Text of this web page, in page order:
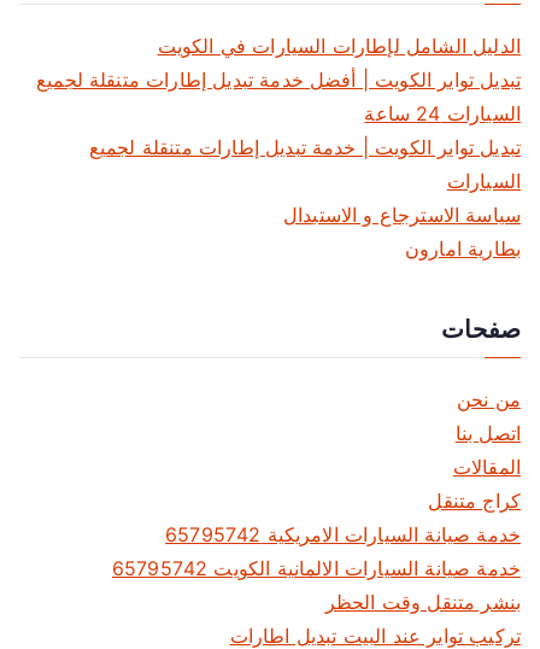
الدليل الشامل لإطارات السيارات في الكويت
تبديل تواير الكويت | أفضل خدمة تبديل إطارات متنقلة لجميع
السيارات 24 ساعة
تبديل تواير الكويت | خدمة تبديل إطارات متنقلة لجميع
السيارات
سياسة الاسترجاع و الاستبدال
بطارية امارون
صفحات
من نحن
اتصل بنا
المقالات
كراج متنقل
خدمة صيانة السيارات الامريكية 65795742
خدمة صيانة السيارات الالمانية الكويت 65795742
بنشر متنقل وقت الحظر
تركيب تواير عند البيت تبديل اطارات